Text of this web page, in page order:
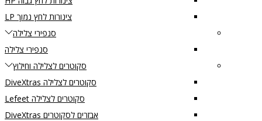
צינורות לחץ נמוך LP
סנפירי צלילה
סנפירי צלילה
סקוטרים לצלילה וחילוץ
סקוטרים לצלילה DiveXtras
סקוטרים לצלילה Lefeet
אבזרים לסקוטרים DiveXtras